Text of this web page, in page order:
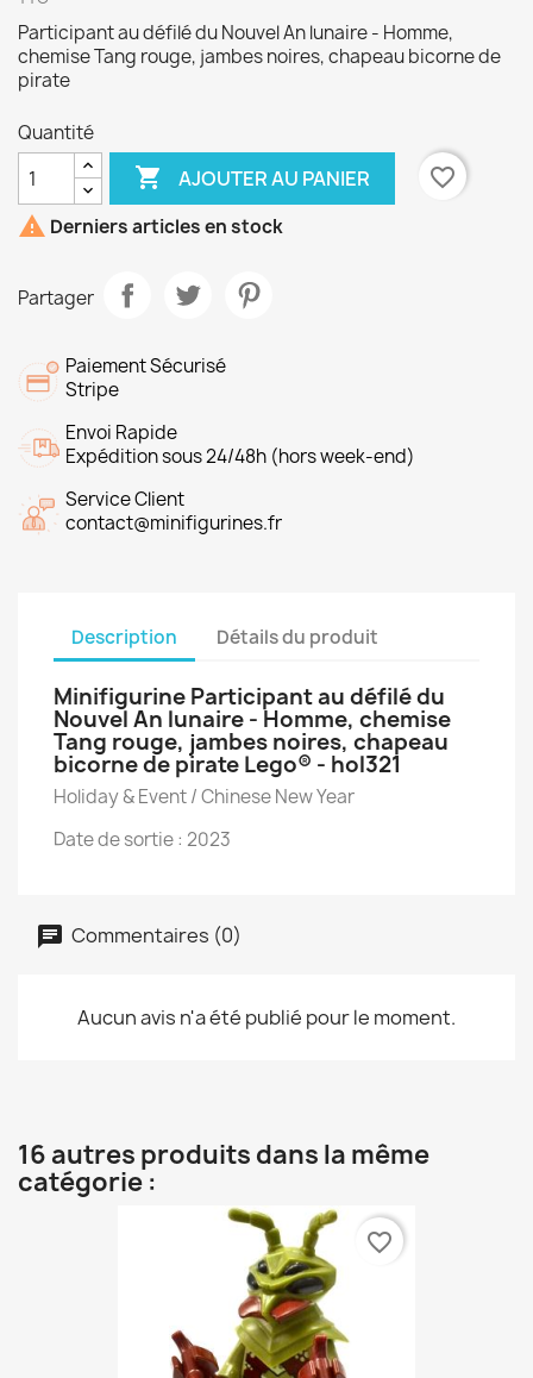
Participant au défilé du Nouvel An lunaire - Homme,
chemise Tang rouge, jambes noires, chapeau bicorne de
pirate
Quantité
 AJOUTER AU PANIER
favorite_border
 Derniers articles en stock
Partager
Paiement Sécurisé
Stripe
Envoi Rapide
Expédition sous 24/48h (hors week-end)
Service Client
contact@minifigurines.fr
Description Détails du produit
Minifigurine Participant au défilé du
Nouvel An lunaire - Homme, chemise
Tang rouge, jambes noires, chapeau
bicorne de pirate Lego® - hol321
Holiday & Event / Chinese New Year
Date de sortie : 2023
Commentaires (0)
Aucun avis n'a été publié pour le moment.
16 autres produits dans la même
catégorie :
favorite_border